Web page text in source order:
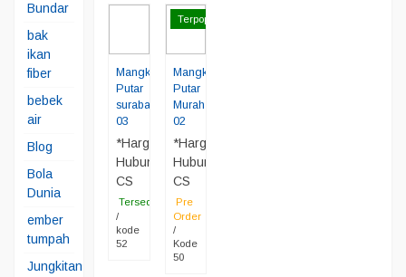
Mangkok
Putar
surabaya
03
*Harga
Hubungi
CS
Tersedia
/
kode
52
Terpopuler
Mangkok
Putar
Murah
02
*Harga
Hubungi
CS
Pre
Order
/
Kode
50
Bundar
bak
ikan
fiber
bebek
air
Blog
Bola
Dunia
ember
tumpah
Jungkitan